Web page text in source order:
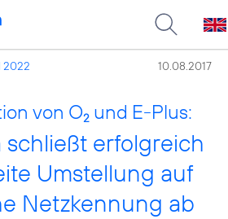
2022 10.08.2017
von O2 und E-Plus:
schließt erfolgreich
Umstellung auf
Netzkennung ab